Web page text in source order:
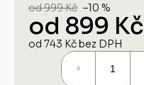
od 999 Kč –10 %
od 899 Kč
od 743 Kčbez DPH